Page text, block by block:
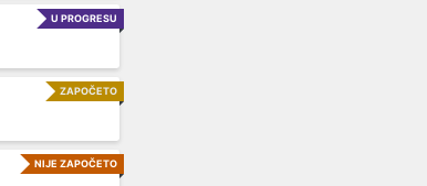
U PROGRESU
ZAPOČETO
NIJE ZAPOČETO